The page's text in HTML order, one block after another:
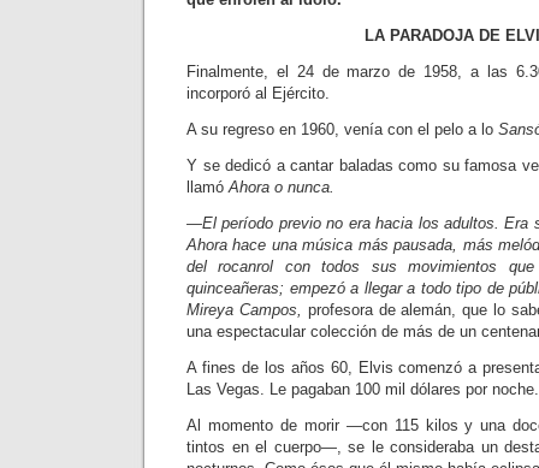
LA PARADOJA DE
Finalmente, el 24 de marzo de 1958, a las
incorporó al Ejército.
A su regreso en 1960, venía con el pelo a lo
Y se dedicó a cantar baladas como su famosa
llamóAhora o nunca.
—El período previo no era hacia los adultos. Era
Ahora hace una música más pausada, más
del rocanrol con todos sus movimientos
quinceañeras; em­pezó a llegar a todo tipo de
Mireya Campos, profesora de alemán, que lo
una espectacular co­lección de más de un
A fines de los años 60, Elvis comen­zó a
Las Vegas. Le pagaban 100 mil dólares por noche.
Al momento de morir —con 115 ki­los y una
tintos en el cuerpo—, se le consideraba un